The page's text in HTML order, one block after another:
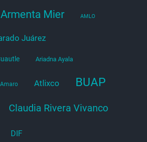
Mier AMLO
Juárez
Ariadna Ayala
Atlixco BUAP
Claudia Rivera Vivanco
DIF